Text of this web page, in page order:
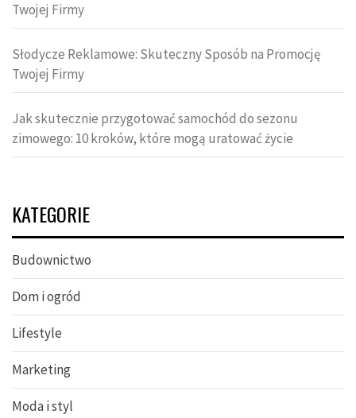
Twojej Firmy
Słodycze Reklamowe: Skuteczny Sposób na Promocję
Twojej Firmy
Jak skutecznie przygotować samochód do sezonu
zimowego: 10 kroków, które mogą uratować życie
KATEGORIE
Budownictwo
Dom i ogród
Lifestyle
Marketing
Moda i styl